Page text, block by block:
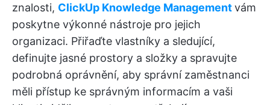
znalosti, ClickUp Knowledge Managementvám
poskytne výkonné nástroje pro jejich
organizaci. Přiřaďte vlastníky a sledující,
definujte jasné prostory a složky a spravujte
podrobná oprávnění, aby správní zaměstnanci
měli přístup ke správným informacím a vaši